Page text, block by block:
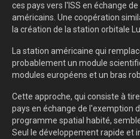
ces pays vers l'ISS en échange
américains. Une coopération
la création de la station orbitale
La station américaine qui
probablement un module
modules européens et un bras
Cette approche, qui consiste à
pays en échange de l'exemption
programme spatial habité,
Seul le développement rapide et